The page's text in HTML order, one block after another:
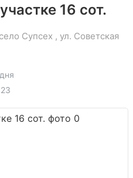
16 сот.
Супсех , ул. Советская